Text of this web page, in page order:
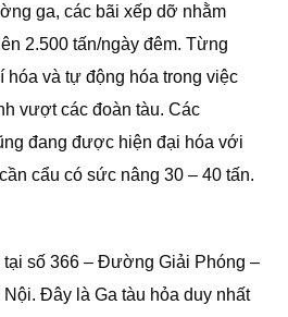
ga, các bãi xếp dỡ nhằm
2.500 tấn/ngày đêm. Từng
và tự động hóa trong việc
vượt các đoàn tàu. Các
đang được hiện đại hóa với
cẩu có sức nâng 30 – 40 tấn.
tại số 366 – Đường Giải Phóng –
Đây là Ga tàu hỏa duy nhất